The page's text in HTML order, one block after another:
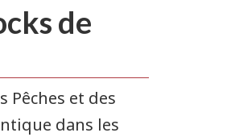
de
Pêches et des
dans les